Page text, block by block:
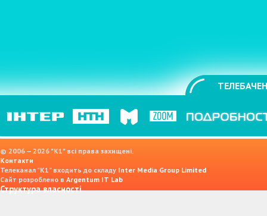
© 2006 — 2026 "K1" всі права захищені.
Контакти
Телеканал "К1" входить до складу Inter Media Group Limited
Сайт розроблено в Argentum IT Lab
Структура власності